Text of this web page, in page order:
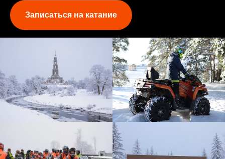
Записаться на катание